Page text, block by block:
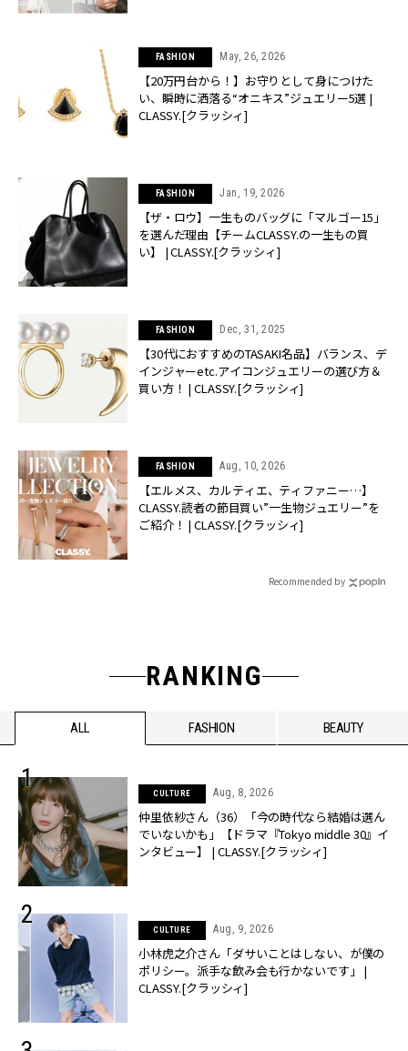
FASHION May, 26, 2026
【20万円台から！】お守りとして身につけた
い、瞬時に洒落る“オニキス”ジュエリー5選 |
CLASSY.[クラッシィ]
FASHION Jan, 19, 2026
【ザ・ロウ】一生ものバッグに「マルゴー15」
を選んだ理由【チームCLASSY.の一生もの買
い】 | CLASSY.[クラッシィ]
FASHION Dec, 31, 2025
【30代におすすめのTASAKI名品】バランス、デ
インジャーetc.アイコンジュエリーの選び方＆
買い方！ | CLASSY.[クラッシィ]
FASHION Aug, 10, 2026
【エルメス、カルティエ、ティファニー…】
CLASSY.読者の節目買い”一生物ジュエリー”を
ご紹介！ | CLASSY.[クラッシィ]
Recommended by
RANKING
ALL FASHION BEAUTY
CULTURE Aug, 8, 2026
仲里依紗さん（36）「今の時代なら結婚は選ん
でいないかも」【ドラマ『Tokyo middle 30』イ
ンタビュー】 | CLASSY.[クラッシィ]
CULTURE Aug, 9, 2026
小林虎之介さん「ダサいことはしない、が僕の
ポリシー。派手な飲み会も行かないです」 |
CLASSY.[クラッシィ]